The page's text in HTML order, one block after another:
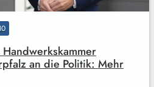
an die Politik: Mehr